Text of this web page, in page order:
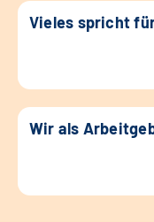
Vieles spricht
Wir als